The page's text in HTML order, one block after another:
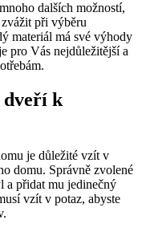
dalších možností,
při výběru
materiál má své výhody
pro Vás nejdůležitější a
dveří k
je důležité vzít v
domu. Správně zvolené
a přidat mu jedinečný
vzít v potaz, abyste